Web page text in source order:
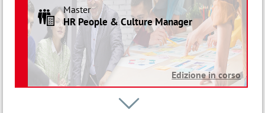
R Master
HR People & Culture Manager
Edizione in corso
